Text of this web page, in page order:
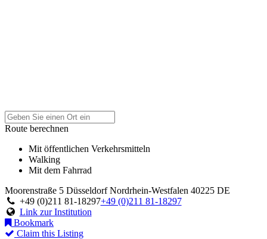
Route berechnen
Mit öffentlichen Verkehrsmitteln
Walking
Mit dem Fahrrad
Moorenstraße 5 Düsseldorf Nordrhein-Westfalen 40225 DE
+49 (0)211 81-18297+49 (0)211 81-18297
Link zur Institution
Bookmark
Claim this Listing